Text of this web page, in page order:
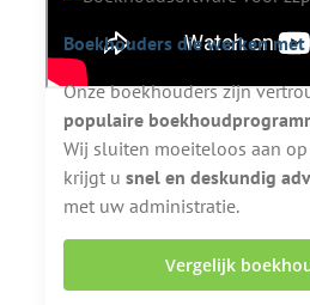
Boekhouders die werken
Onze boekhouders zijn
populaire
Wij sluiten moeiteloos aan op
krijgt u snel en deskundig
met uw administratie.
Vergelijk